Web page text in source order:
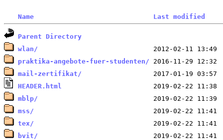
Name Last modified
Parent Directory
wlan/
praktika-angebote-fuer-studenten/
mail-zertifikat/
HEADER.html
mblp/
mss/
tex/
bvit/